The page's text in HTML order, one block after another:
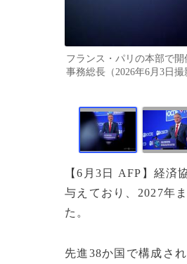
フランス・パリの本部で
事務総長（2026年6月3日
【6月3日 AFP】経
与えており、2027年
た。
先進38か国で構成さ